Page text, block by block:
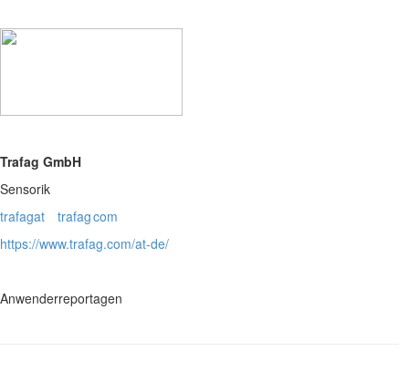
Trafag GmbH
Sensorik
trafagat
trafagcom
https://www.trafag.com/at-de/
Anwenderreportagen